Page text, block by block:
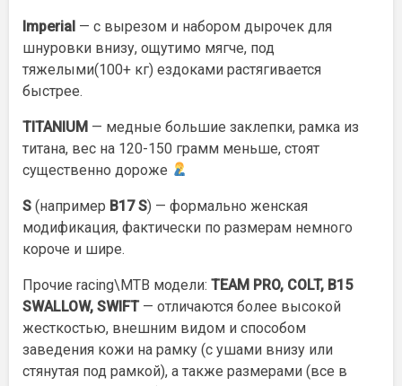
Imperial — с вырезом и набором дырочек для
шнуровки внизу, ощутимо мягче, под
тяжелыми(100+ кг) ездоками растягивается
быстрее.
TITANIUM — медные большие заклепки, рамка из
титана, вес на 120-150 грамм меньше, стоят
существенно дороже
S (например B17 S) — формально женская
модификация, фактически по размерам немного
короче и шире.
Прочие racing\MTB модели: TEAM PRO, COLT, B15
SWALLOW, SWIFT— отличаются более высокой
жесткостью, внешним видом и способом
заведения кожи на рамку (с ушами внизу или
стянутая под рамкой), а также размерами (все в